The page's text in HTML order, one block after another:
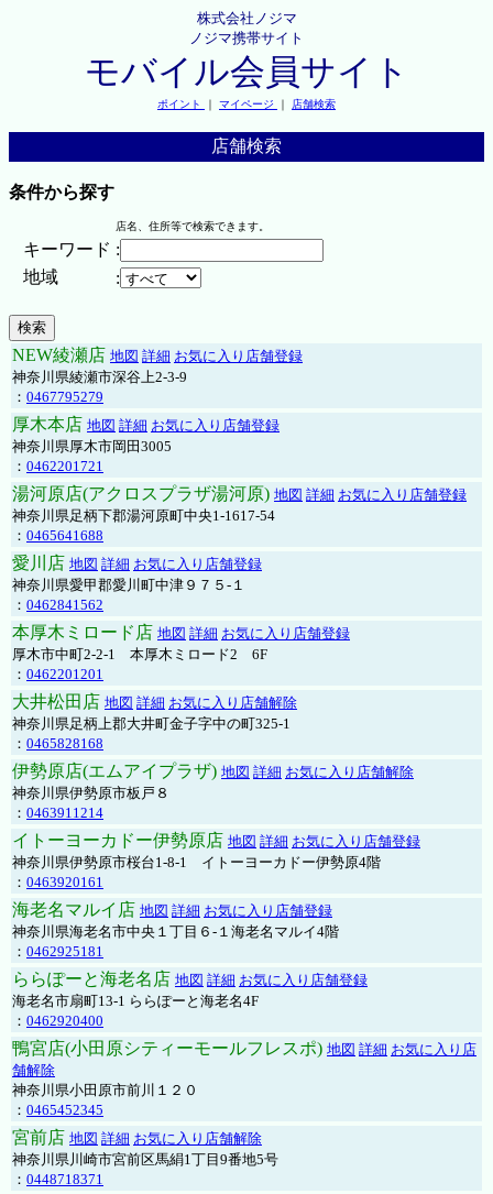
株式会社ノジマ
ノジマ携帯サイト
モバイル会員サイト
ポイント ｜ マイページ ｜ 店舗検索
店舗検索
条件から探す
店名、住所等で検索できます。
キーワード :
地域
:
NEW綾瀬店 地図 詳細 お気に入り店舗登録
神奈川県綾瀬市深谷上2-3-9
： 0467795279
厚木本店 地図 詳細 お気に入り店舗登録
神奈川県厚木市岡田3005
： 0462201721
湯河原店(アクロスプラザ湯河原) 地図 詳細 お気に入り店舗登録
神奈川県足柄下郡湯河原町中央1-1617-54
： 0465641688
愛川店 地図 詳細 お気に入り店舗登録
神奈川県愛甲郡愛川町中津９７５-１
： 0462841562
本厚木ミロード店 地図 詳細 お気に入り店舗登録
厚木市中町2-2-1 本厚木ミロード2 6F
： 0462201201
大井松田店 地図 詳細 お気に入り店舗解除
神奈川県足柄上郡大井町金子字中の町325-1
： 0465828168
伊勢原店(エムアイプラザ) 地図 詳細 お気に入り店舗解除
神奈川県伊勢原市板戸８
： 0463911214
イトーヨーカドー伊勢原店 地図 詳細 お気に入り店舗登録
神奈川県伊勢原市桜台1-8-1 イトーヨーカドー伊勢原4階
： 0463920161
海老名マルイ店 地図 詳細 お気に入り店舗登録
神奈川県海老名市中央１丁目６-１海老名マルイ4階
： 0462925181
ららぽーと海老名店 地図 詳細 お気に入り店舗登録
海老名市扇町13-1 ららぽーと海老名4F
： 0462920400
鴨宮店(小田原シティーモールフレスポ) 地図 詳細 お気に入り店
舗解除
神奈川県小田原市前川１２０
： 0465452345
宮前店 地図 詳細 お気に入り店舗解除
神奈川県川崎市宮前区馬絹1丁目9番地5号
： 0448718371